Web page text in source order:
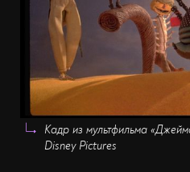
Кадр из мультфильма
Disney Pictures